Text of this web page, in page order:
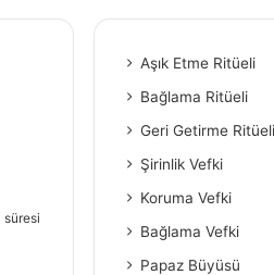
süresi
Aşık Etme Ritüeli
Bağlama Ritüeli
Geri Getirme Ritüeli
Şirinlik Vefki
Koruma Vefki
Bağlama Vefki
Papaz Büyüsü